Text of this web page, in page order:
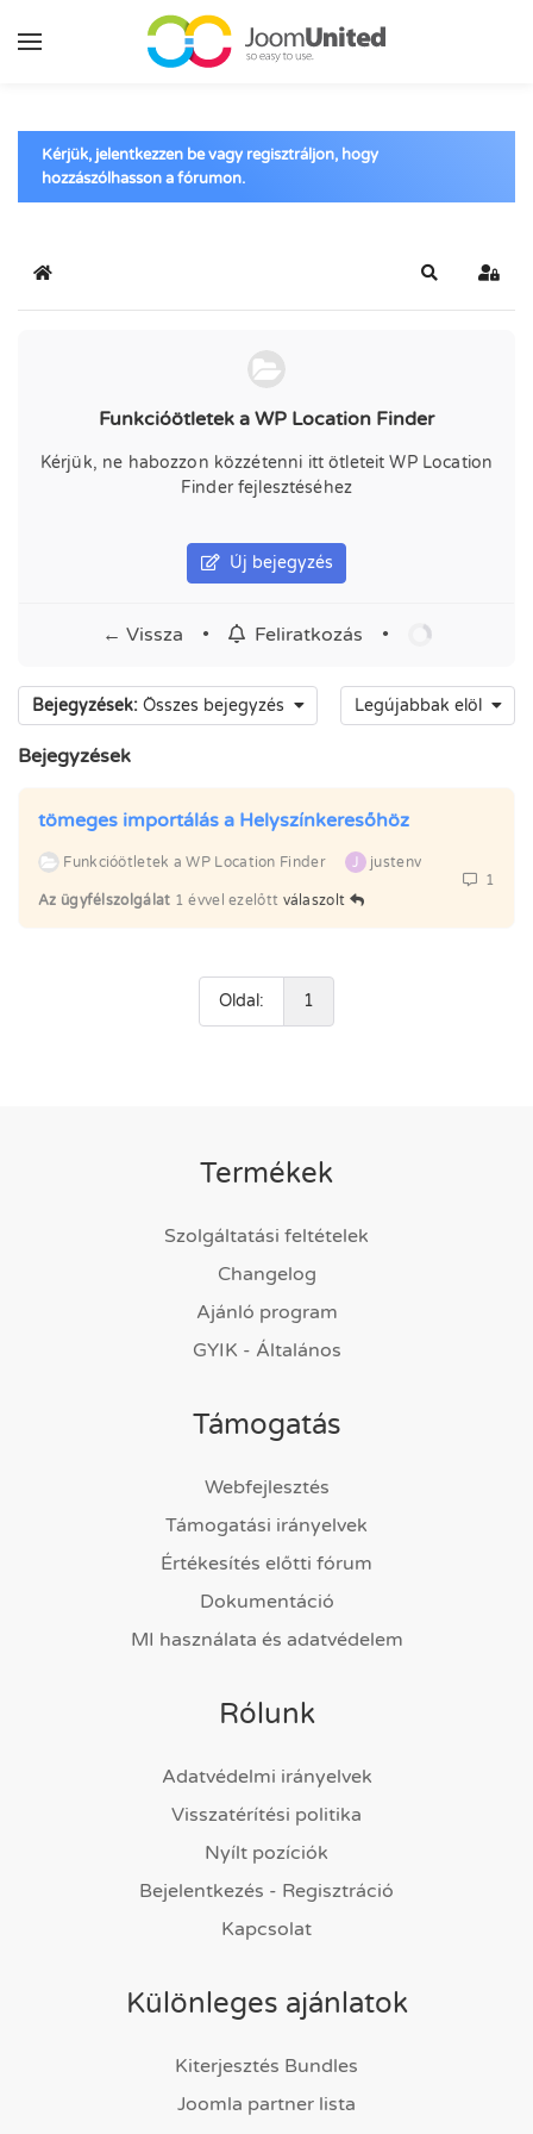
Ugrás a fő tartalomhoz
Kérjük, jelentkezzen be vagy regisztráljon, hogy
hozzászólhasson a fórumon.
Kezdőlap Keresés
Funkcióötletek a WP Location Finder
Kérjük, ne habozzon közzétenni itt ötleteit WP Location
Finder fejlesztéséhez
Új bejegyzés
← Vissza • Feliratkozás •
Bejegyzések: Összes bejegyzés Legújabbak elöl
Bejegyzések
tömeges importálás a Helyszínkeresőhöz
Funkcióötletek a WP Location Finder J justenv
Az ügyfélszolgálat 1 évvel ezelőtt válaszolt
1
Oldal: 1
Termékek
Szolgáltatási feltételek
Changelog
Ajánló program
GYIK - Általános
Támogatás
Webfejlesztés
Támogatási irányelvek
Értékesítés előtti fórum
Dokumentáció
MI használata és adatvédelem
Rólunk
Adatvédelmi irányelvek
Visszatérítési politika
Nyílt pozíciók
Bejelentkezés - Regisztráció
Kapcsolat
Különleges ajánlatok
Kiterjesztés Bundles
Joomla partner lista